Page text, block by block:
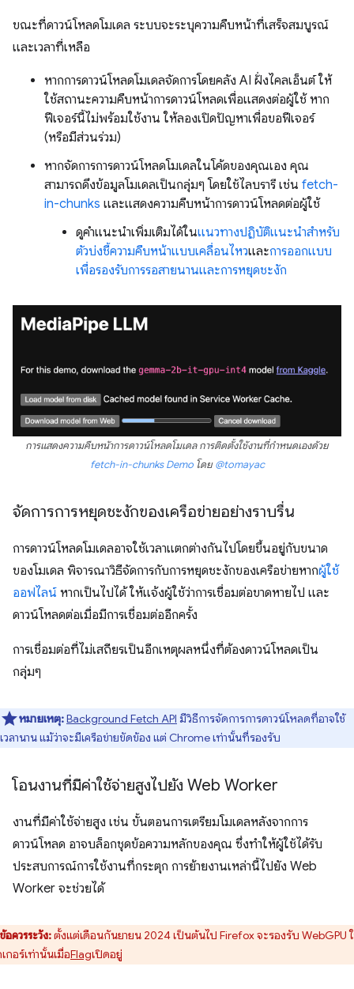
ขณะที่ดาวน์โหลดโมเดล ระบบจะระบุความคืบหน้าที่เสร็จสมบูรณ์
และเวลาที่เหลือ
หากการดาวน์โหลดโมเดลจัดการโดยคลัง AI ฝั่งไคลเอ็นต์ ให้
ใช้สถานะความคืบหน้าการดาวน์โหลดเพื่อแสดงต่อผู้ใช้ หาก
ฟีเจอร์นี้ไม่พร้อมใช้งาน ให้ลองเปิดปัญหาเพื่อขอฟีเจอร์
(หรือมีส่วนร่วม)
หากจัดการการดาวน์โหลดโมเดลในโค้ดของคุณเอง คุณ
สามารถดึงข้อมูลโมเดลเป็นกลุ่มๆ โดยใช้ไลบรารี เช่น fetch-
in-chunks และแสดงความคืบหน้าการดาวน์โหลดต่อผู้ใช้
ดูคําแนะนําเพิ่มเติมได้ในแนวทางปฏิบัติแนะนำสำหรับ
ตัวบ่งชี้ความคืบหน้าแบบเคลื่อนไหวและการออกแบบ
เพื่อรองรับการรอสายนานและการหยุดชะงัก
การแสดงความคืบหน้าการดาวน์โหลดโมเดล การติดตั้งใช้งานที่กําหนดเองด้วย
fetch-in-chunks Demoโดย@tomayac
จัดการการหยุดชะงักของเครือข่ายอย่างราบรื่น
การดาวน์โหลดโมเดลอาจใช้เวลาแตกต่างกันไปโดยขึ้นอยู่กับขนาด
ของโมเดล พิจารณาวิธีจัดการกับการหยุดชะงักของเครือข่ายหากผู้ใช้
ออฟไลน์ หากเป็นไปได้ ให้แจ้งผู้ใช้ว่าการเชื่อมต่อขาดหายไป และ
ดาวน์โหลดต่อเมื่อมีการเชื่อมต่ออีกครั้ง
การเชื่อมต่อที่ไม่เสถียรเป็นอีกเหตุผลหนึ่งที่ต้องดาวน์โหลดเป็น
กลุ่มๆ
หมายเหตุ:Background Fetch API มีวิธีการจัดการการดาวน์โหลดที่อาจใช้
เวลานาน แม้ว่าจะมีเครือข่ายขัดข้อง แต่ Chrome เท่านั้นที่รองรับ
โอนงานที่มีค่าใช้จ่ายสูงไปยัง Web Worker
งานที่มีค่าใช้จ่ายสูง เช่น ขั้นตอนการเตรียมโมเดลหลังจากการ
ดาวน์โหลด อาจบล็อกชุดข้อความหลักของคุณ ซึ่งทำให้ผู้ใช้ได้รับ
ประสบการณ์การใช้งานที่กระตุก การย้ายงานเหล่านี้ไปยัง Web
Worker จะช่วยได้
ข้อควรระวัง:ตั้งแต่เดือนกันยายน 2024 เป็นต้นไป Firefox จะรองรับ WebGPU
เกอร์เท่านั้นเมื่อFlagเปิดอยู่